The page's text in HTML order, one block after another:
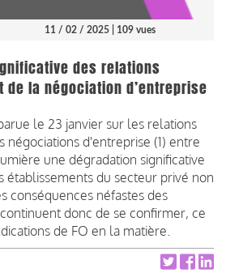
11 / 02 / 2025 | 109 vues
des relations
la négociation d’entreprise
le 23 janvier sur les relations
négociations d'entreprise (1) entre
une dégradation significative
établissements du secteur privé non
conséquences néfastes des
donc de se confirmer, ce
de FO en la matière.